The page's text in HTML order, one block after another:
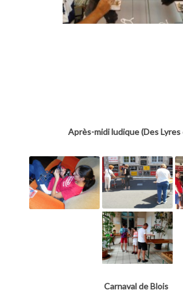
Après-midi ludique (Des Lyres
Carnaval de Blois